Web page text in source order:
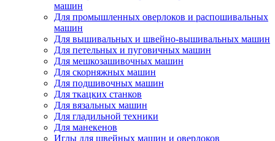
машин
Для промышленных оверлоков и распошивальных
машин
Для вышивальных и швейно-вышивальных машин
Для петельных и пуговичных машин
Для мешкозашивочных машин
Для скорняжных машин
Для подшивочных машин
Для ткацких станков
Для вязальных машин
Для гладильной техники
Для манекенов
Иглы для швейных машин и оверлоков